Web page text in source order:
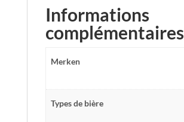
Informations
complémentaires
Merken
Types de bière